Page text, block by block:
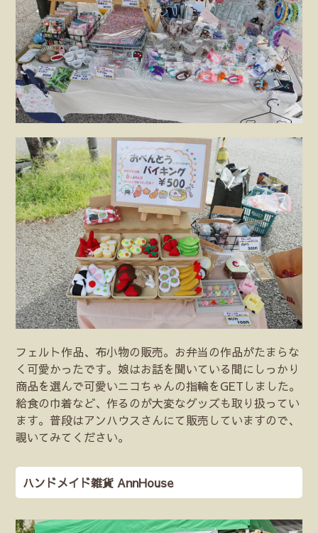
フェルト作品、布小物の販売。お弁当の作品がたまらな
く可愛かったです。娘はお話を聞いている間にしっかり
商品を選んで可愛いニコちゃんの指輪をGETしました。
給食の巾着など、作るのが大変なグッズも取り扱ってい
ます。普段はアンハウスさんにて販売していますので、
覗いてみてください。
ハンドメイド雑貨 AnnHouse